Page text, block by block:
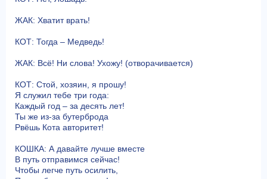
ЖАК: Хватит врать!
КОТ: Тогда – Медведь!
ЖАК: Всё! Ни слова! Ухожу! (отворачивается)
КОТ: Стой, хозяин, я прошу!
Я служил тебе три года:
Каждый год – за десять лет!
Ты же из-за бутерброда
Рвёшь Кота авторитет!
КОШКА: А давайте лучше вместе
В путь отправимся сейчас!
Чтобы легче путь осилить,